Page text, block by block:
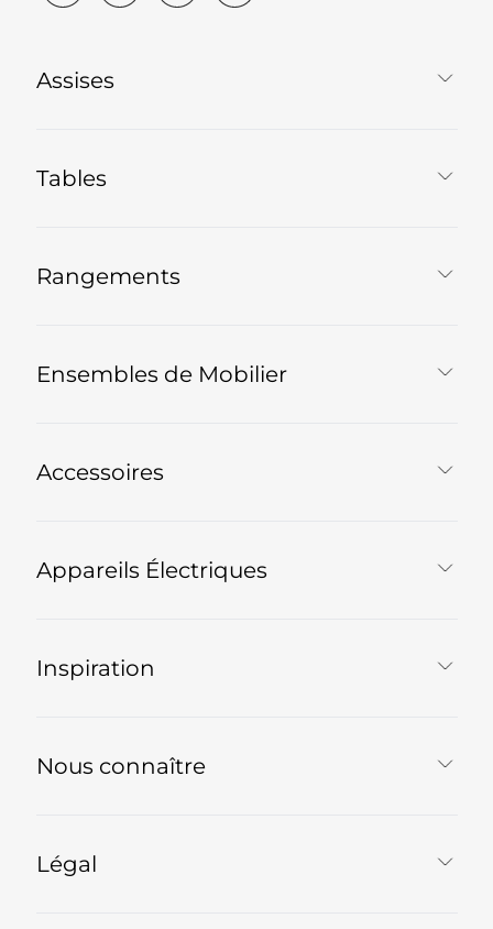
Assises
Tables
Rangements
Ensembles de Mobilier
Accessoires
Appareils Électriques
Inspiration
Nous connaître
Légal